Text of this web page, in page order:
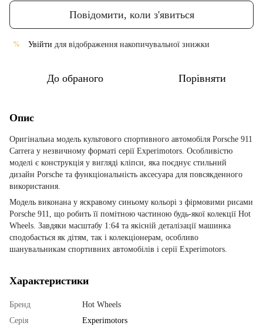
Повідомити, коли з'явиться
% Увійти для відображення накопичувальної знижки
До обраного Порівняти
Опис
Оригінальна модель культового спортивного автомобіля Porsche 911
Carrera у незвичному форматі серії Experimotors. Особливістю
моделі є конструкція у вигляді кліпси, яка поєднує стильний
дизайн Porsche та функціональність аксесуара для повсякденного
використання.
Модель виконана у яскравому синьому кольорі з фірмовими рисами
Porsche 911, що робить її помітною частиною будь-якої колекції Hot
Wheels. Завдяки масштабу 1:64 та якісній деталізації машинка
сподобається як дітям, так і колекціонерам, особливо
шанувальникам спортивних автомобілів і серії Experimotors.
Характеристики
Бренд
Hot Wheels
Серія
Experimotors